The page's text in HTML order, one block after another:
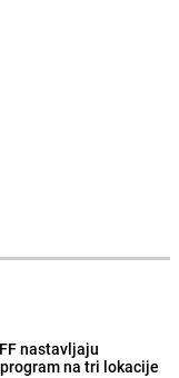
nastavljaju
na tri lokacije